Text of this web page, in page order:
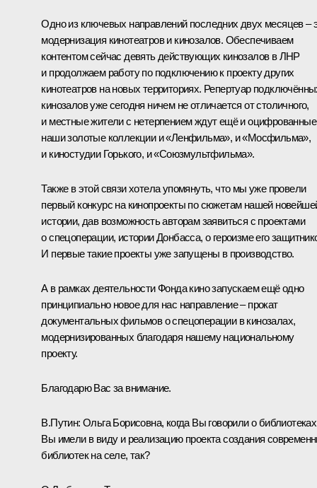
Одно из ключевых направлений последних двух месяцев –
модернизация кинотеатров и кинозалов. Обеспечиваем
контентом сейчас девять действующих кинозалов в ЛНР
и продолжаем работу по подключению к проекту других
кинотеатров на новых территориях. Репертуар
кинозалов уже сегодня ничем не отличается от столичного,
и местные жители с нетерпением ждут ещё и оцифрованные
наши золотые коллекции и «Ленфильма», и «Мосфильма»,
и киностудии Горького, и «Союзмультфильма».
Также в этой связи хотела упомянуть, что мы уже провели
первый конкурс на кинопроекты по сюжетам нашей
истории, дав возможность авторам заявиться с проектами
о спецоперации, истории Донбасса, о героизме его
И первые такие проекты уже запущены в производство.
А в рамках деятельности Фонда кино запускаем ещё одно
принципиально новое для нас направление – прокат
документальных фильмов о спецоперации в кинозалах,
модернизированных благодаря нашему национальному
проекту.
Благодарю Вас за внимание.
В.Путин: Ольга Борисовна, когда Вы говорили о
Вы имели в виду и реализацию проекта создания
библиотек на селе, так?